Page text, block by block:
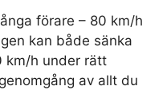
förare – 80 km/h
kan både sänka
km/h under rätt
av allt du